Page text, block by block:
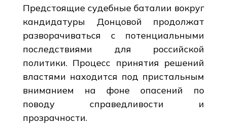
Предстоящие судебные баталии вокруг
кандидатуры Донцовой продолжат
разворачиваться с потенциальными
последствиями для российской
политики. Процесс принятия решений
властями находится под пристальным
вниманием на фоне опасений по
поводу справедливости и
прозрачности.